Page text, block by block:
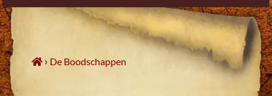
Skip
to
content
› De Boodschappen